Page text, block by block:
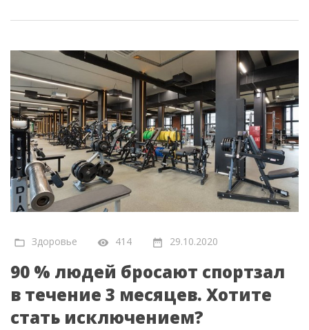
Здоровье 414 29.10.2020
90 % людей бросают спортзал
в течение 3 месяцев. Хотите
стать исключением?